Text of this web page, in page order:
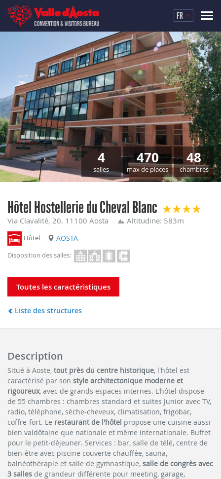
FR
48
chambres
470
max de places
4
salles
Hôtel Hostellerie du Cheval Blanc
Via Clavalité, 20, 11100 Aosta Altitudine: 583m
Hôtel AOSTA
Disposition des salles:
Toutes les caractéristiques
Liste des structures
Description
Situé à Aoste, tout près du centre historique, l'hôtel est
caractérisé par son style architectonique moderne et
rigoureux, avec de grands espaces internes. L'hôtel dispose
de 55 chambres : chambres standard et suites Junior avec TV,
radio, téléphone, sèche-cheveux, climatisation, frigobar,
coffre-fort. Le restaurant de l'hôtel propose une cuisine aussi
bien valdôtaine que nationale et même internationale. Buffet
pour le petit-déjeuner. Services : bar, salle de télé, centre de
bien-être avec piscine couverte chauffée, sauna,
balnéothérapie et salle de gymnastique, salle de congrès avec
3 salles de grandeur différente pour meeting, garage,